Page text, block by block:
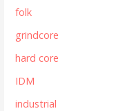
folk
grindcore
hard core
IDM
industrial